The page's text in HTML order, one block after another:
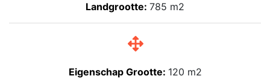
Landgrootte: 785 m2
Eigenschap Grootte: 120 m2